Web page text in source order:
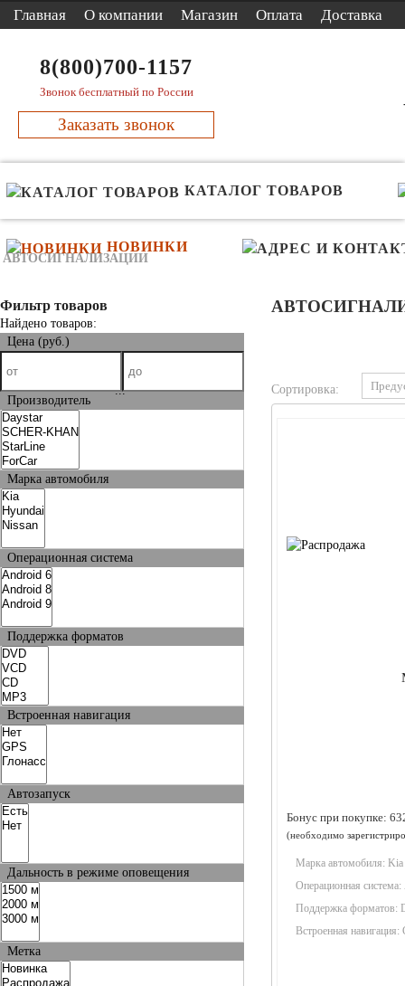
Главная О компании Магазин Оплата Доставка
8(800)700-1157
Звонок бесплатный по России
Заказать звонок
КАТАЛОГ ТОВАРОВ
НОВИНКИ
АВТОСИГНАЛИЗАЦИИ
Фильтр товаров
Найдено товаров:
Цена (руб.)
...
Производитель
Марка автомобиля
Операционная система
Поддержка форматов
Встроенная навигация
Автозапуск
Дальность в режиме оповещения
Метка
Сортировка:
Бонус при покупке:
(необходимо
Марка автомобиля: Kia
Операционная система:
Поддержка форматов:
Встроенная навигация: